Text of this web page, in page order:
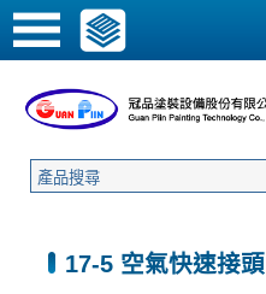
17-5 空氣快速接頭